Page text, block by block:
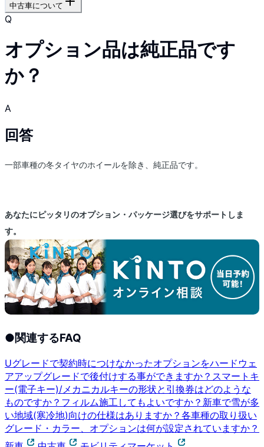
中古車について
Q
オプション品は純正品です
か？
A
回答
一部車種の冬タイヤのホイールを除き、純正品です。
あなたにピッタリのオプション・パッケージ選びをサポートしま
す。
●関連するFAQ
Uグレードで契約時につけなかったオプションをハードウェ
アアップグレードで後付けする事ができますか？ スマートキ
ー(電子キー)/メカニカルキーの形状と引換券はどのような
ものですか？ フィルム施工してもよいですか？ 新車で雪が多
い地域(寒冷地)向けの仕様はありますか？ 各車種の取り扱い
グレード・カラー、オプションは何が設定されていますか？